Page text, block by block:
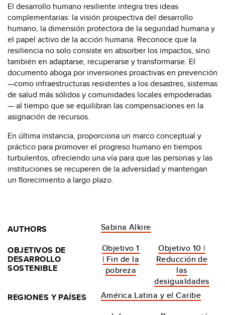
El desarrollo humano resiliente integra tres ideas
complementarias: la visión prospectiva del desarrollo
humano, la dimensión protectora de la seguridad humana y
el papel activo de la acción humana. Reconoce que la
resiliencia no solo consiste en absorber los impactos, sino
también en adaptarse, recuperarse y transformarse. El
documento aboga por inversiones proactivas en prevención
—como infraestructuras resistentes a los desastres, sistemas
de salud más sólidos y comunidades locales empoderadas
— al tiempo que se equilibran las compensaciones en la
asignación de recursos.
En última instancia, proporciona un marco conceptual y
práctico para promover el progreso humano en tiempos
turbulentos, ofreciendo una vía para que las personas y las
instituciones se recuperen de la adversidad y mantengan
un florecimiento a largo plazo.
AUTHORS
Sabina Alkire
OBJETIVOS DE
DESARROLLO
SOSTENIBLE
Objetivo 1
| Fin de la
pobreza
Objetivo 10 |
Reducción de
las
desigualdades
REGIONES Y PAÍSES
América Latina y el Caribe